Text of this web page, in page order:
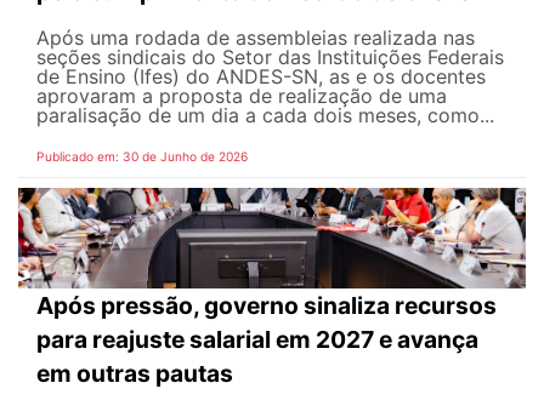
Após uma rodada de assembleias realizada nas
seções sindicais do Setor das Instituições Federais
de Ensino (Ifes) do ANDES-SN, as e os docentes
aprovaram a proposta de realização de uma
paralisação de um dia a cada dois meses, como...
Publicado em: 30 de Junho de 2026
Após pressão, governo sinaliza recursos
para reajuste salarial em 2027 e avança
em outras pautas